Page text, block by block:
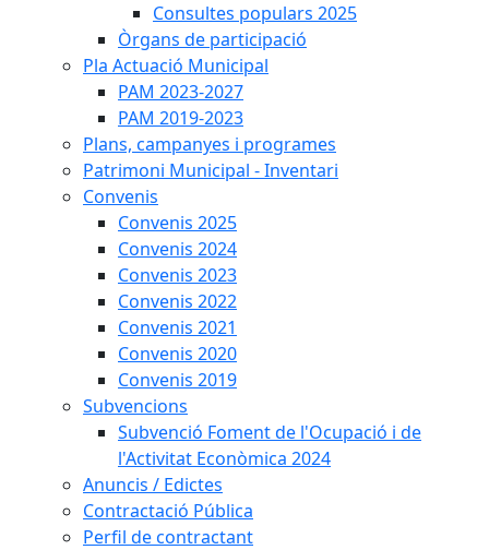
Consultes populars 2025
Òrgans de participació
Pla Actuació Municipal
PAM 2023-2027
PAM 2019-2023
Plans, campanyes i programes
Patrimoni Municipal - Inventari
Convenis
Convenis 2025
Convenis 2024
Convenis 2023
Convenis 2022
Convenis 2021
Convenis 2020
Convenis 2019
Subvencions
Subvenció Foment de l'Ocupació i de
l'Activitat Econòmica 2024
Anuncis / Edictes
Contractació Pública
Perfil de contractant